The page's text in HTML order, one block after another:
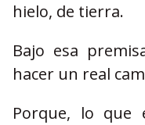
hielo, de tierra.
Bajo esa
hacer un real
Porque, lo que